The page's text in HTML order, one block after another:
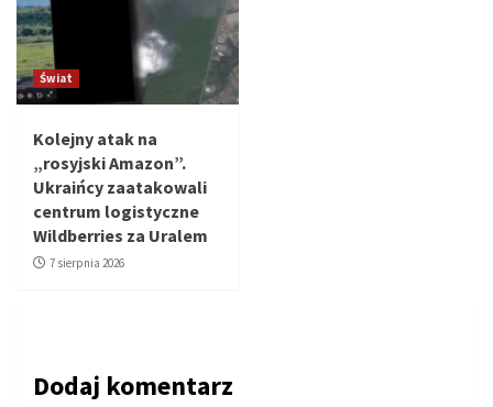
Świat
Kolejny atak na
„rosyjski Amazon”.
Ukraińcy zaatakowali
centrum logistyczne
Wildberries za Uralem
7 sierpnia 2026
Dodaj komentarz